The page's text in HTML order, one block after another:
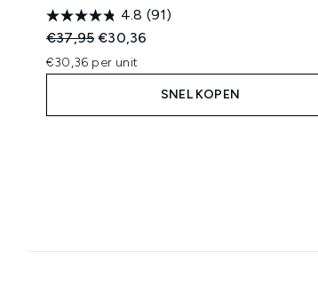
4.8 (91)
Recommended Retail Price:
€37,95Huidige prijs:
€30,36
€30,36 per unit
SNEL KOPEN